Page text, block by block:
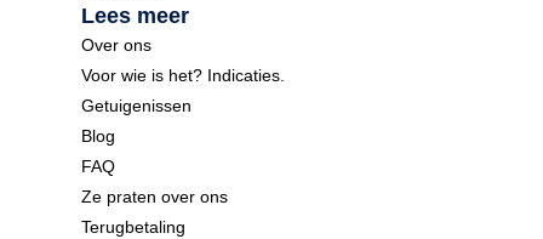
Lees meer
Over ons
Voor wie is het? Indicaties.
Getuigenissen
Blog
FAQ
Ze praten over ons
Terugbetaling